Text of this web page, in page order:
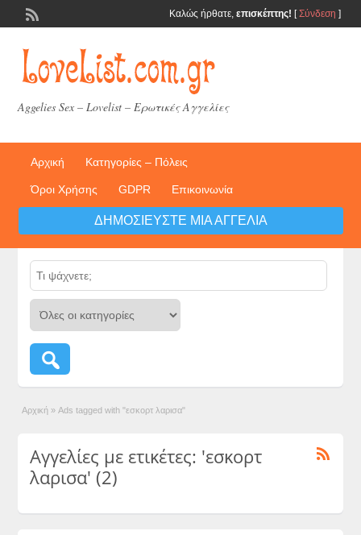
Καλώς ήρθατε, επισκέπτης! [Σύνδεση ]
Aggelies Sex – Lovelist – Ερωτικές Αγγελίες
Αρχική Κατηγορίες – Πόλεις
Όροι Χρήσης GDPR Επικοινωνία
ΔΗΜΟΣΙΕΎΣΤΕ ΜΙΑ ΑΓΓΕΛΊΑ
Αρχική » Ads tagged with "εσκορτ λαρισα"
Αγγελίες με ετικέτες: 'εσκορτ
λαρισα' (2)